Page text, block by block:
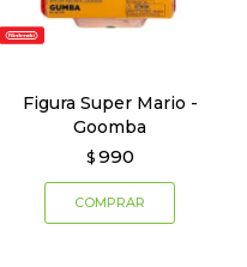
Figura Super Mario -
Goomba
$ 990